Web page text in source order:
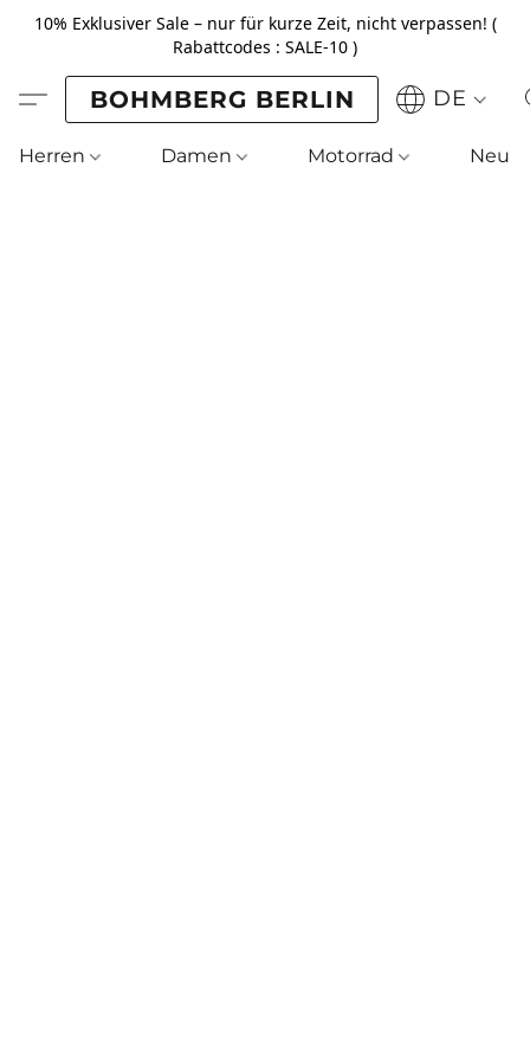
10% Exklusiver Sale – nur für kurze Zeit, nicht verpassen! (
Rabattcodes : SALE-10 )
BOHMBERG BERLIN DE
Herren Damen Motorrad Neu !